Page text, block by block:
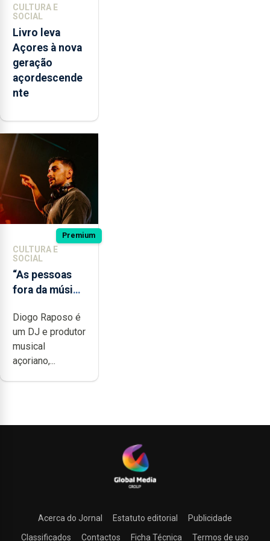
CULTURA E
SOCIAL
Livro leva
Açores à nova
geração
açordescende
nte
Premium
CULTURA E
SOCIAL
“As pessoas
fora da música
noção do quão
difícil é
produzir uma
música”
Diogo Raposo é
um DJ e produtor
musical
açoriano,...
Acerca do Jornal Estatuto editorial
Publicidade
Classificados
Contactos Ficha Técnica Termos de uso